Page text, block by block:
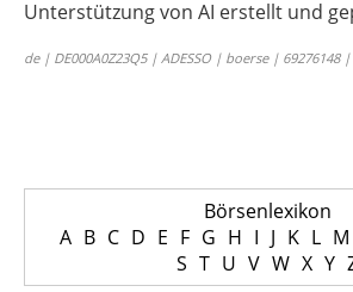
Unterstützung von AI erstellt und
de | DE000A0Z23Q5 | ADESSO | boerse | 69276148
Börsenlexikon
A B C D E F G H I J K L M
S T U V W X Y